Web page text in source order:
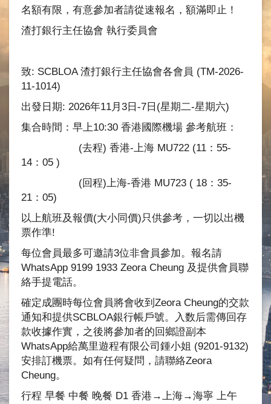
名額有限，有意參加者請從速報名，額滿即止！
渣打銀行主任協會 執行委員會
致: SCBLOA 渣打銀行主任協會各會員 (TM-2026-
11-1014)
出發日期: 2026年11月3日-7日(星期二-星期六)
集合時間：早上10:30 香港國際機場 參考航班：
(去程) 香港-上海 MU722 (11：55-
14：05 )
(回程)上海-香港 MU723 ( 18：35-
21：05)
以上航班及報價(大小同價)只供參考，一切以出機
票作準!
每位會員最多可邀請3位非會員參加。報名請
WhatsApp 9199 1933 Zeora Cheung 及提供會員聯
絡手提電話。
確定成團時每位會員將會收到Zeora Cheung的交款
通知和提供SCBLOA銀行帳戶號。入数后需傳回存
款收據作實，之後將參加者的回鄉證副本
WhatsApp給萬里遊程有限公司鍾小姐 (9201-9132)
安排訂機票。如有任何疑問，請聯絡Zeora
Cheung。
行程 早餐 中餐 晚餐 D1 香港→上海→海寧 上午